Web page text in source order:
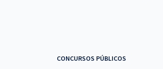
CONCURSOS PÚBLICOS